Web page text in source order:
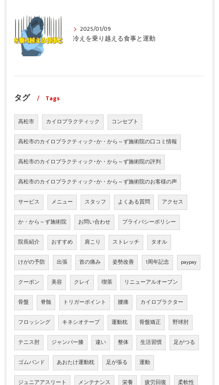
2025/01/09
冷えを乗り越える食事と運動
タグ Tags
高松市 カイロプラクティック コンセプト
高松市のカイロプラクティック･か・から～ず施術院の口コミ情報
高松市のカイロプラクティック･か・から～ず施術院の評判
高松市のカイロプラクティック･か・から～ず施術院のお客様の声
サービス メニュー スタッフ よくある質問 アクセス
か・から～ず施術院 お問い合わせ プライバシーポリシー
院長紹介 おすすめ 肩こり ストレッチ タオル
けがの予防 出張 首の痛み 姿勢改善 1周年記念 paypay
クーポン 美容 クレイ 喫茶 リニューアルオープン
骨盤 脊髄 トリガーポイント 腰痛 カイロプラクター
フロッシング キネシオテープ 運動枕 骨盤矯正 野球肘
テニス肘 ジャンパー膝 違い 整体 生活習慣 足がつる
ゴムバンド あおたけ運動枕 足が張る 運動
ジュニアアスリート メンテナンス 栄養 疲労回復 柔軟性